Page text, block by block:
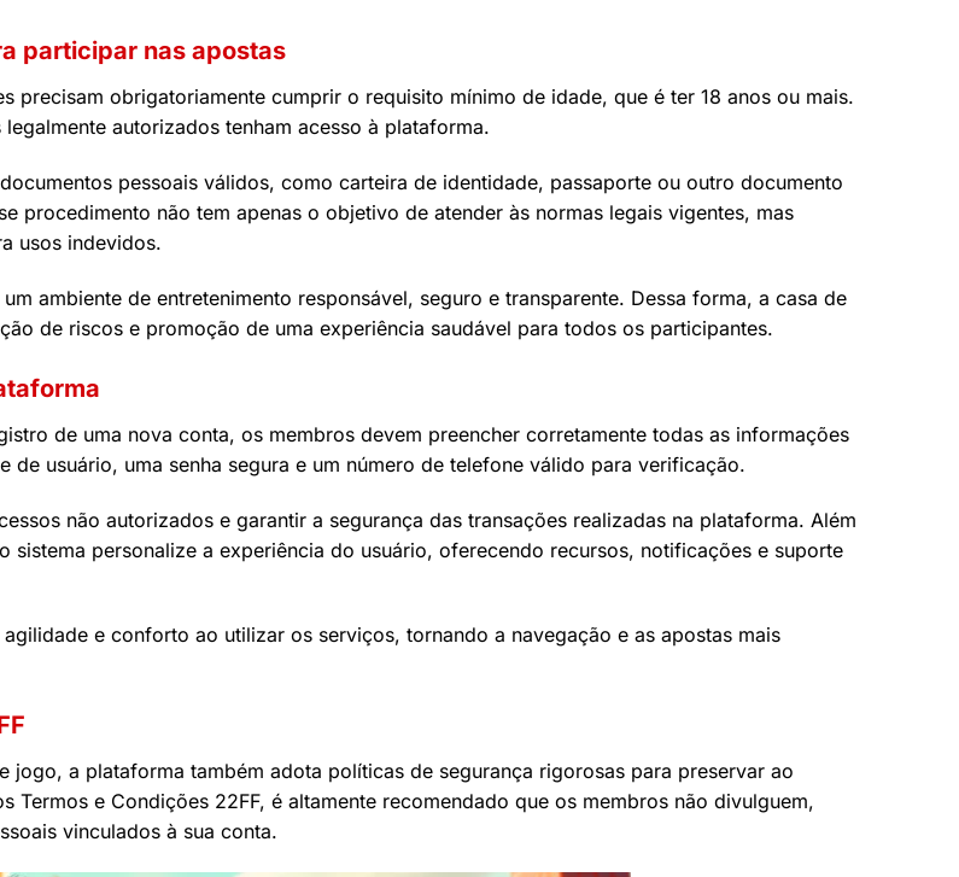
participar nas apostas
obrigatoriamente cumprir o requisito mínimo de idade, que é ter 18 anos ou mais.
autorizados tenham acesso à plataforma.
pessoais válidos, como carteira de identidade, passaporte ou outro documento
procedimento não tem apenas o objetivo de atender às normas legais vigentes, mas
usos indevidos.
ambiente de entretenimento responsável, seguro e transparente. Dessa forma, a casa de
de riscos e promoção de uma experiência saudável para todos os participantes.
de uma nova conta, os membros devem preencher corretamente todas as informações
usuário, uma senha segura e um número de telefone válido para verificação.
não autorizados e garantir a segurança das transações realizadas na plataforma. Além
personalize a experiência do usuário, oferecendo recursos, notificações e suporte
e conforto ao utilizar os serviços, tornando a navegação e as apostas mais
jogo, a plataforma também adota políticas de segurança rigorosas para preservar ao
e Condições 22FF, é altamente recomendado que os membros não divulguem,
vinculados à sua conta.